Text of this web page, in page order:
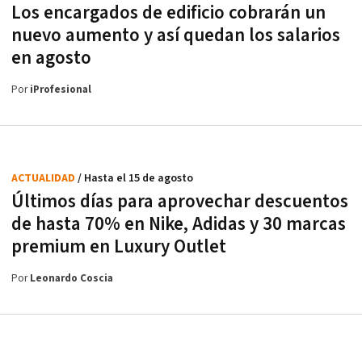
Los encargados de edificio cobrarán un
nuevo aumento y así quedan los salarios
en agosto
PoriProfesional
Últimos días para aprovechar descuentos
de hasta 70% en Nike, Adidas y 30 marcas
premium en Luxury Outlet
ACTUALIDAD / Hasta el 15 de agosto
PorLeonardo Coscia